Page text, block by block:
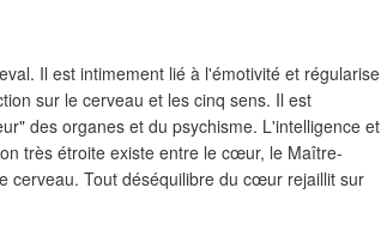
Il est intimement lié à l'émotivité et régularise
sur le cerveau et les cinq sens. Il est
des organes et du psychisme. L'intelligence et
très étroite existe entre le cœur, le Maître-
Tout déséquilibre du cœur rejaillit sur